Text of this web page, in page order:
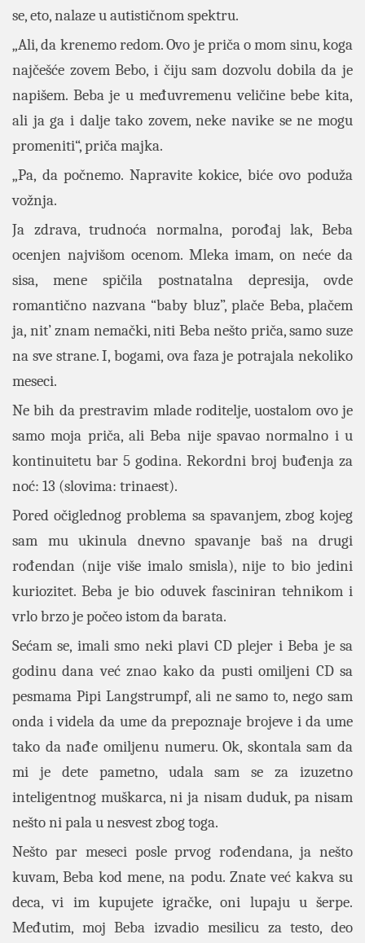
se, eto, nalaze u autističnom spektru.
„Ali, da krenemo redom. Ovo je priča o mom sinu, koga
najčešće zovem Bebo, i čiju sam dozvolu dobila da je
napišem. Beba je u međuvremenu veličine bebe kita,
ali ja ga i dalje tako zovem, neke navike se ne mogu
promeniti“, priča majka.
„Pa, da počnemo. Napravite kokice, biće ovo poduža
vožnja.
Ja zdrava, trudnoća normalna, porođaj lak, Beba
ocenjen najvišom ocenom. Mleka imam, on neće da
sisa, mene spičila postnatalna depresija, ovde
romantično nazvana “baby bluz”, plače Beba, plačem
ja, nit’ znam nemački, niti Beba nešto priča, samo suze
na sve strane. I, bogami, ova faza je potrajala nekoliko
meseci.
Ne bih da prestravim mlade roditelje, uostalom ovo je
samo moja priča, ali Beba nije spavao normalno i u
kontinuitetu bar 5 godina. Rekordni broj buđenja za
noć: 13 (slovima: trinaest).
Pored očiglednog problema sa spavanjem, zbog kojeg
sam mu ukinula dnevno spavanje baš na drugi
rođendan (nije više imalo smisla), nije to bio jedini
kuriozitet. Beba je bio oduvek fasciniran tehnikom i
vrlo brzo je počeo istom da barata.
Sećam se, imali smo neki plavi CD plejer i Beba je sa
godinu dana već znao kako da pusti omiljeni CD sa
pesmama Pipi Langstrumpf, ali ne samo to, nego sam
onda i videla da ume da prepoznaje brojeve i da ume
tako da nađe omiljenu numeru. Ok, skontala sam da
mi je dete pametno, udala sam se za izuzetno
inteligentnog muškarca, ni ja nisam duduk, pa nisam
nešto ni pala u nesvest zbog toga.
Nešto par meseci posle prvog rođendana, ja nešto
kuvam, Beba kod mene, na podu. Znate već kakva su
deca, vi im kupujete igračke, oni lupaju u šerpe.
Međutim, moj Beba izvadio mesilicu za testo, deo